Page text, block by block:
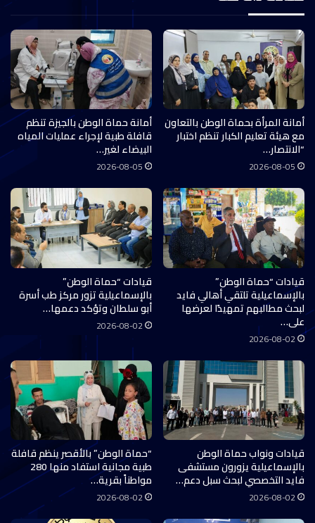
أمانة المرأة بحماة الوطن بالتعاون
مع هيئة تعليم الكبار تنظم اختبار
“الانتصار…
2026-08-05
أمانة حماة الوطن بالجيزة تنظم
قافلة طبية لإجراء عمليات المياه
البيضاء لغير…
2026-08-05
قيادات “حماة الوطن”
بالإسماعيلية تلتقي أهالي فايد
لبحث مطالبهم تمهيدًا لعرضها
على…
2026-08-02
قيادات “حماة الوطن”
بالإسماعيلية تزور مركز طب أسرة
أبو سلطان وتؤكد دعمها…
2026-08-02
قيادات ونواب حماة الوطن
بالإسماعيلية يزورون مستشفى
فايد التخصصي لبحث سبل دعم…
2026-08-02
“حماة الوطن” بالأقصر ينظم قافلة
طبية مجانية استفاد منها 280
مواطناً بقرية…
2026-08-02